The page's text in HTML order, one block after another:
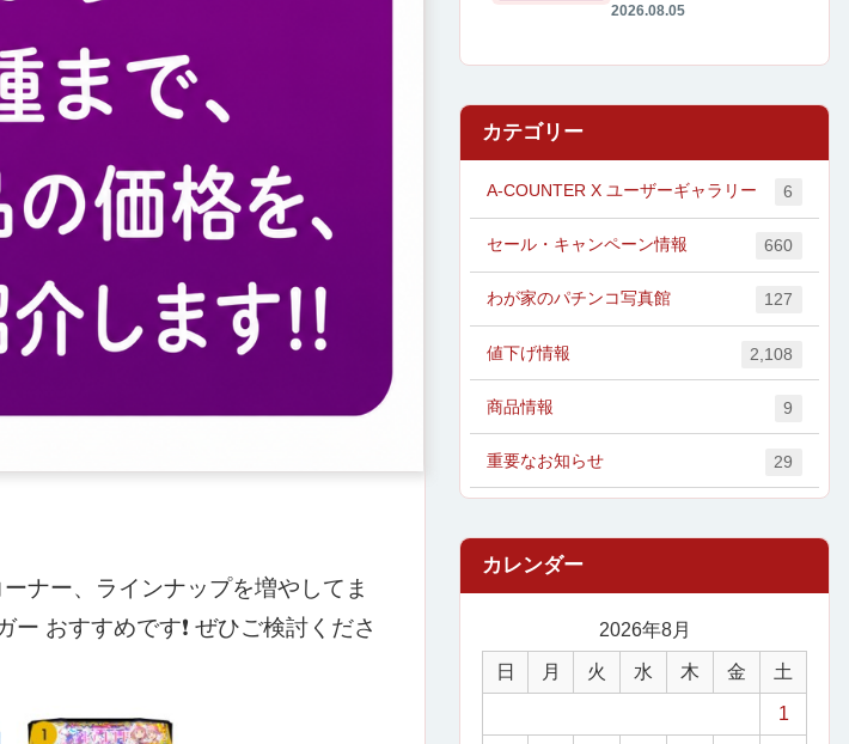
ーナー、ラインナップを増やしてま
おすすめです❗ ぜひご検討くださ
2026.08.05
カテゴリー
A-COUNTER X ユーザーギャラリー 6
セール・キャンペーン情報 660
わが家のパチンコ写真館 127
値下げ情報 2,108
商品情報 9
重要なお知らせ 29
2026年8月
日 月 火 水 木 金 土
1